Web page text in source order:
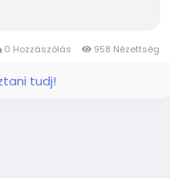
0 Hozzászólás 958 Nézettség
tudj!